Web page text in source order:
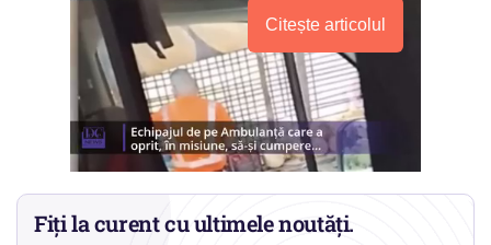
Citește articolul
Fiți la curent cu ultimele noutăți.